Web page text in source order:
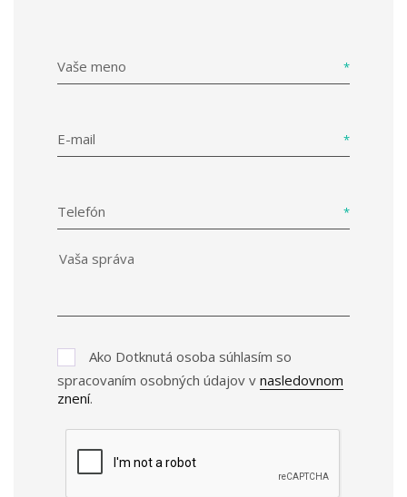
Vaše meno
E-mail
Telefón
Ako Dotknutá osoba súhlasím so
spracovaním osobných údajov v nasledovnom
znení.